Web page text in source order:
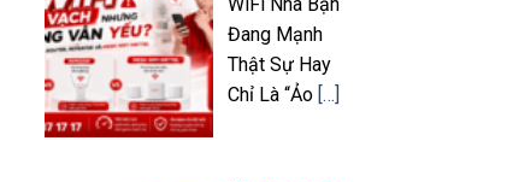
Đang Mạnh
Thật Sự Hay
Chỉ Là “Ảo […]